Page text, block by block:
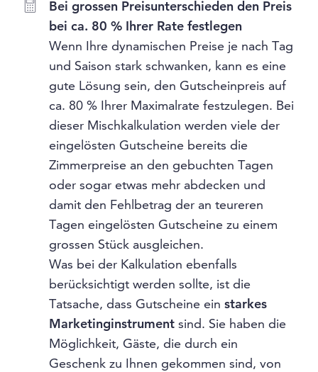
Bei grossen Preisunterschieden den Preis
bei ca. 80 % Ihrer Rate festlegen
Wenn Ihre dynamischen Preise je nach Tag
und Saison stark schwanken, kann es eine
gute Lösung sein, den Gutscheinpreis auf
ca. 80 % Ihrer Maximalrate festzulegen. Bei
dieser Mischkalkulation werden viele der
eingelösten Gutscheine bereits die
Zimmerpreise an den gebuchten Tagen
oder sogar etwas mehr abdecken und
damit den Fehlbetrag der an teureren
Tagen eingelösten Gutscheine zu einem
grossen Stück ausgleichen.
Was bei der Kalkulation ebenfalls
berücksichtigt werden sollte, ist die
Tatsache, dass Gutscheine ein starkes
Marketinginstrument sind. Sie haben die
Möglichkeit, Gäste, die durch ein
Geschenk zu Ihnen gekommen sind, von